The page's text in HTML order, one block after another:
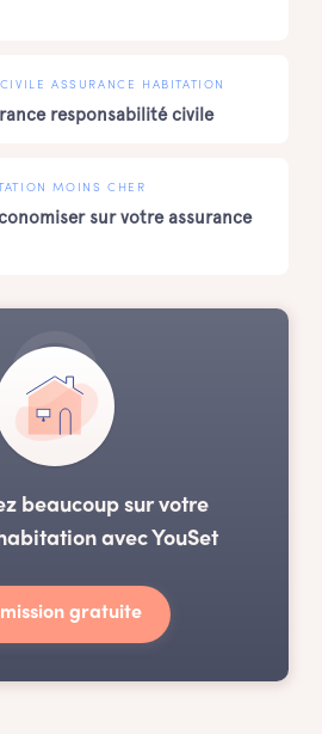
ASSURANCE HABITATION
responsabilité civile
MOINS CHER
sur votre assurance
beaucoup sur votre
avec YouSet
gratuite